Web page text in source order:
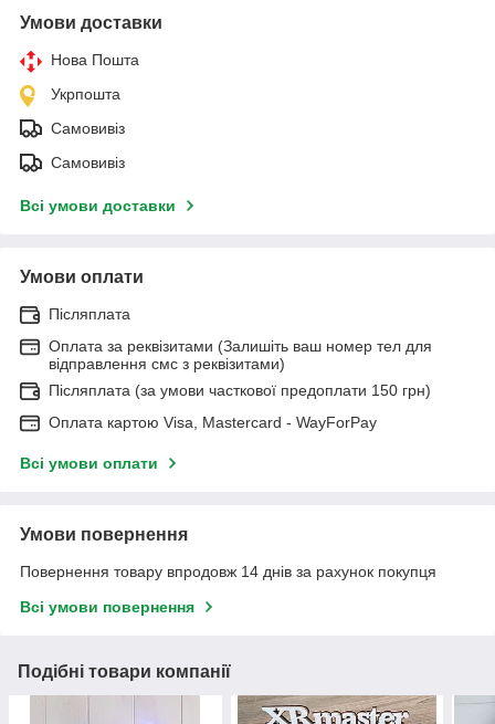
Умови доставки
Нова Пошта
Укрпошта
Самовивіз
Самовивіз
Всі умови доставки
Умови оплати
Післяплата
Оплата за реквізитами (Залишіть ваш номер тел для
відправлення смс з реквізитами)
Післяплата (за умови часткової предоплати 150 грн)
Оплата картою Visa, Mastercard - WayForPay
Всі умови оплати
Умови повернення
Повернення товару впродовж 14 днів за рахунок покупця
Всі умови повернення
Подібні товари компанії